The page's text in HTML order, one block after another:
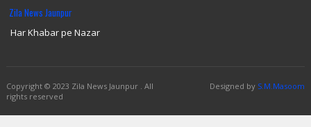
Zila News Jaunpur
Har Khabar pe Nazar
Copyright© 2023 Zila News Jaunpur . All
rights reserved
Designed by S.M.Masoom